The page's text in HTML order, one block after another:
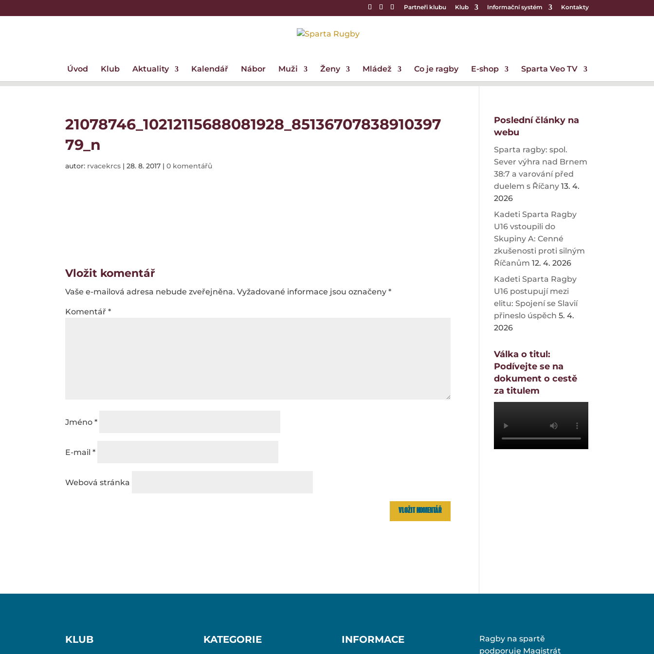
Partneři klubu Klub Informační systém Kontakty
Úvod Klub Aktuality Kalendář Nábor Muži Ženy Mládež Co je ragby E-shop Sparta Veo TV
21078746_10212115688081928_85136707838910397
79_n
autor: rvacekrcs |28. 8. 2017 |0 komentářů
Vložit komentář
Vaše e-mailová adresa nebude zveřejněna. Vyžadované informace jsou označeny*
Komentář*
Jméno*
E-mail*
Webová stránka
Poslední články na
webu
Sparta ragby: spol.
Sever výhra nad Brnem
38:7 a varování před
duelem s Říčany 13. 4.
2026
Kadeti Sparta Ragby
U16 vstoupili do
Skupiny A: Cenné
zkušenosti proti silným
Říčanům 12. 4. 2026
Kadeti Sparta Ragby
U16 postupují mezi
elitu: Spojení se Slavií
přineslo úspěch 5. 4.
2026
Válka o titul:
Podívejte se na
dokument o cestě
za titulem
KLUB KATEGORIE INFORMACE
Ragby na spartě
podporuje Magistrát